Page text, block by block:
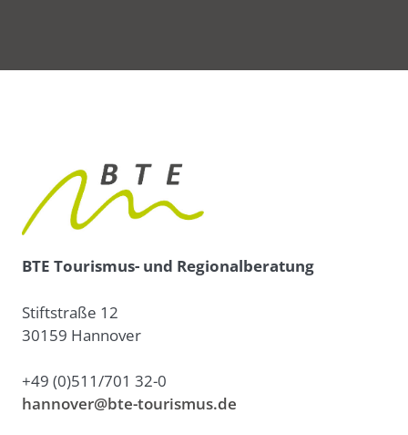
BTE Tourismus- und Regionalberatung
Stiftstraße 12
30159 Hannover
+49 (0)511/701 32-0
hannover@bte-tourismus.de